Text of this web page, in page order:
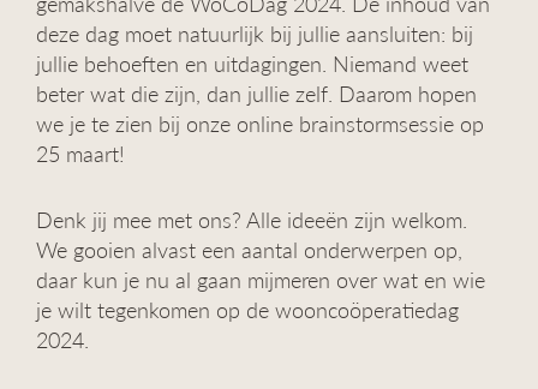
a
deze dag moet natuurlijk bij jullie aansluiten: bij
jullie behoeften en uitdagingen. Niemand weet
beter wat die zijn, dan jullie zelf. Daarom hopen
we je te zien bij onze online brainstormsessie op
25 maart!
Denk jij mee met ons? Alle ideeën zijn welkom.
We gooien alvast een aantal onderwerpen op,
daar kun je nu al gaan mijmeren over wat en wie
je wilt tegenkomen op de wooncoöperatiedag
2024.